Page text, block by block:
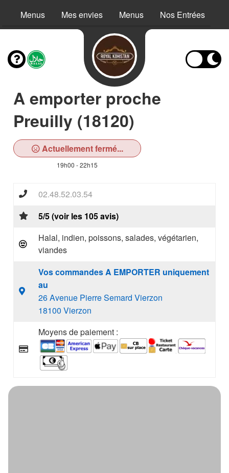
Menus Mes envies Menus Nos Entrées
A emporter proche
Preuilly (18120)
Actuellement fermé...
19h00 - 22h15
02.48.52.03.54
5/5 (voir les 105 avis)
Halal, indien, poissons, salades, végétarien,
viandes
Vos commandes A EMPORTER uniquement
au
26 Avenue Pierre Semard Vierzon
18100 Vierzon
Moyens de paiement :